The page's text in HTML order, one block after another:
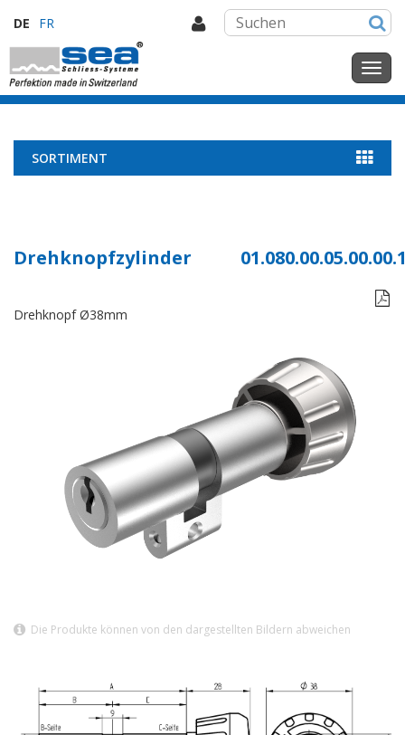
DE FR
SORTIMENT
Drehknopfzylinder

Drehknopf Ø38mm
Die Produkte können von den dargestellten Bildern abweichen